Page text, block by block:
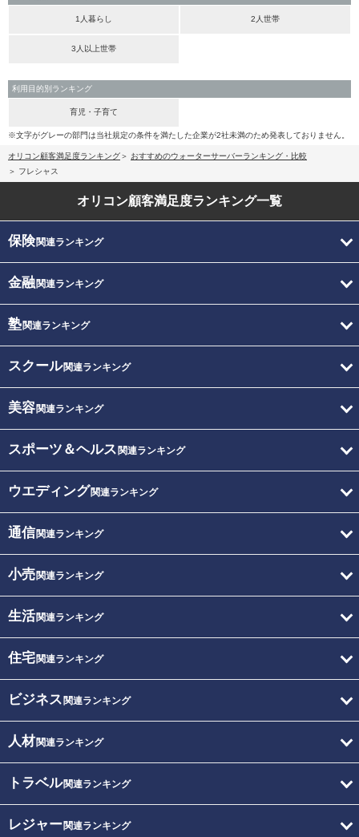
1人暮らし 2人世帯
3人以上世帯
利用目的別ランキング
育児・子育て
※文字がグレーの部門は当社規定の条件を満たした企業が2社未満のため発表しておりません。
オリコン顧客満足度ランキング
おすすめのウォーターサーバーランキング・比較
フレシャス
オリコン顧客満足度ランキング一覧
保険関連ランキング
金融関連ランキング
塾関連ランキング
スクール関連ランキング
美容関連ランキング
スポーツ＆ヘルス 関連ランキング
ウエディング関連ランキング
通信関連ランキング
小売関連ランキング
生活関連ランキング
住宅関連ランキング
ビジネス 関連ランキング
人材関連ランキング
トラベル関連ランキング
レジャー関連ランキング